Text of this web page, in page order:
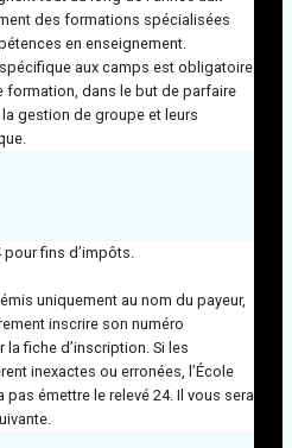
des formations spécialisées
en enseignement.
aux camps est obligatoire
formation, dans le but de parfaire
gestion de groupe et leurs
pour fins d’impôts.
uniquement au nom du payeur,
inscrire son numéro
la fiche d’inscription. Si les
inexactes ou erronées, l’École
émettre le relevé 24. Il vous sera